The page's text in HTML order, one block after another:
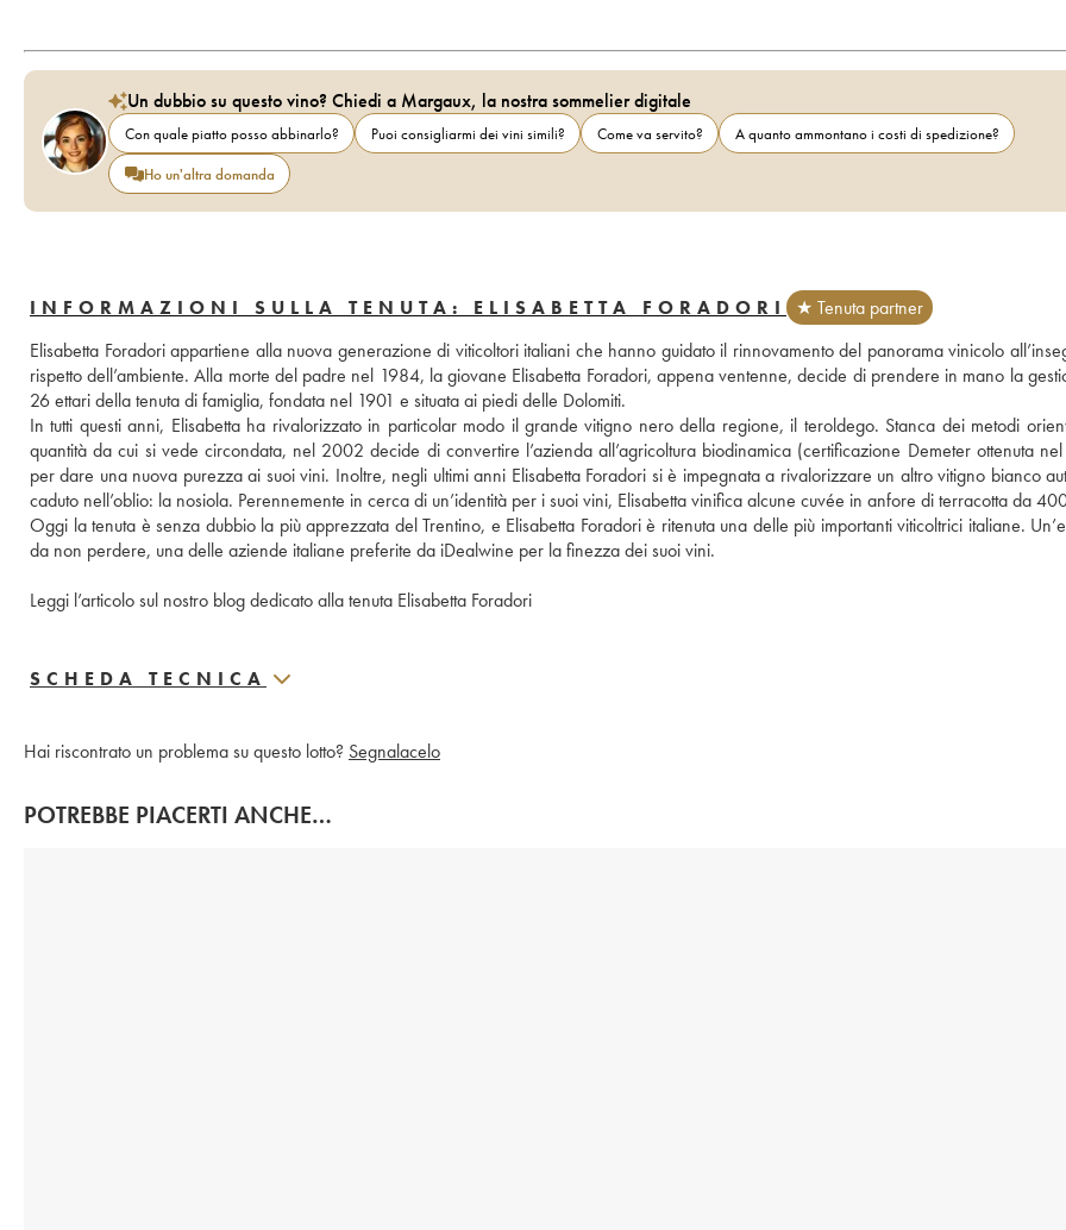
Un dubbio su questo vino? Chiedi a Margaux, la nostra sommelier digitale
Con quale piatto posso abbinarlo? Puoi consigliarmi dei vini simili? Come va servito?
A quanto ammontano i costi di spedizione?
Ho un'altra domanda
INFORMAZIONI SULLA TENUTA: ELISABETTA FORADORI
★ Tenuta partner
Elisabetta Foradori appartiene alla nuova generazione di viticoltori italiani che hanno guidato il rinnovamento del panorama vinicolo
rispetto dell’ambiente. Alla morte del padre nel 1984, la giovane Elisabetta Foradori, appena ventenne, decide di prendere in mano la
26 ettari della tenuta di famiglia, fondata nel 1901 e situata ai piedi delle Dolomiti.
In tutti questi anni, Elisabetta ha rivalorizzato in particolar modo il grande vitigno nero della regione, il teroldego. Stanca dei metodi
quantità da cui si vede circondata, nel 2002 decide di convertire l’azienda all’agricoltura biodinamica (certificazione Demeter ottenuta
per dare una nuova purezza ai suoi vini. Inoltre, negli ultimi anni Elisabetta Foradori si è impegnata a rivalorizzare un altro vitigno bianco
caduto nell’oblio: la nosiola. Perennemente in cerca di un’identità per i suoi vini, Elisabetta vinifica alcune cuvée in anfore di terracotta da
Oggi la tenuta è senza dubbio la più apprezzata del Trentino, e Elisabetta Foradori è ritenuta una delle più importanti viticoltrici italiane.
da non perdere, una delle aziende italiane preferite da iDealwine per la finezza dei suoi vini.
Leggi l’articolo sul nostro blog dedicato alla tenuta Elisabetta Foradori
SCHEDA TECNICA
Hai riscontrato un problema su questo lotto? Segnalacelo
POTREBBE PIACERTI ANCHE…